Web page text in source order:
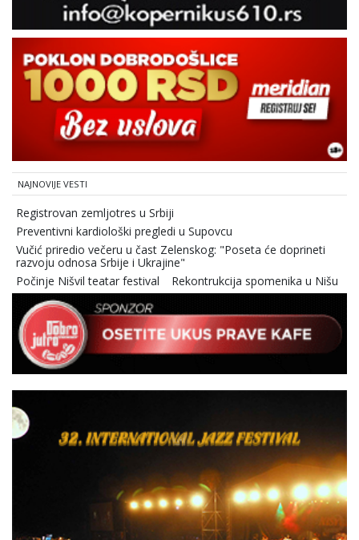
NAJNOVIJE VESTI
Registrovan zemljotres u Srbiji
Preventivni kardiološki pregledi u Supovcu
Vučić priredio večeru u čast Zelenskog: "Poseta će doprineti
razvoju odnosa Srbije i Ukrajine"
Počinje Nišvil teatar festival
Rekontrukcija spomenika u Nišu